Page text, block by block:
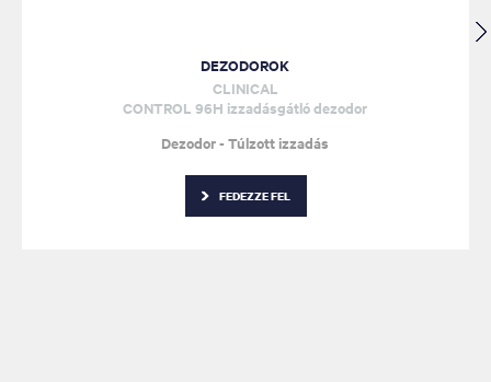
DEZODOROK
CLINICAL
CONTROL 96H izzadásgátló dezodor
Dezodor - Túlzott izzadás
FEDEZZE FEL